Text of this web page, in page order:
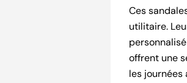
de
vente
habituel
Ces
utilitaire.
offrent une
les